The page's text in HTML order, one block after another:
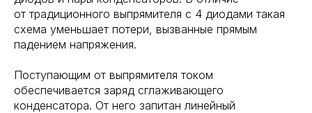
от традиционного выпрямителя с 4 диодами такая
схема уменьшает потери, вызванные прямым
падением напряжения.
Поступающим от выпрямителя током
обеспечивается заряд сглаживающего
конденсатора. От него запитан линейный